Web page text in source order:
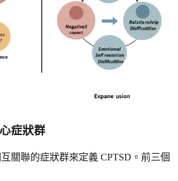
症狀群
關聯的症狀群來定義 CPTSD。前三個